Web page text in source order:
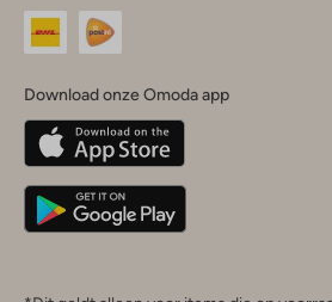
land
Nederland
Belgique(Français)
Deutschland
Download onze Omoda app